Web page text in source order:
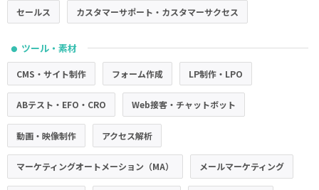
セールス カスタマーサポート・カスタマーサクセス
● ツール・素材
CMS・サイト制作 フォーム作成 LP制作・LPO
ABテスト・EFO・CRO Web接客・チャットボット
動画・映像制作 アクセス解析
マーケティングオートメーション（MA） メールマーケティング